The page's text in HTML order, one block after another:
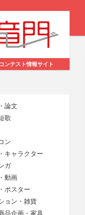
ンテスト情報サイト
論文
歌
ン
キャラクター
ガ
動画
ポスター
ョン・雑貨
品企画・家具